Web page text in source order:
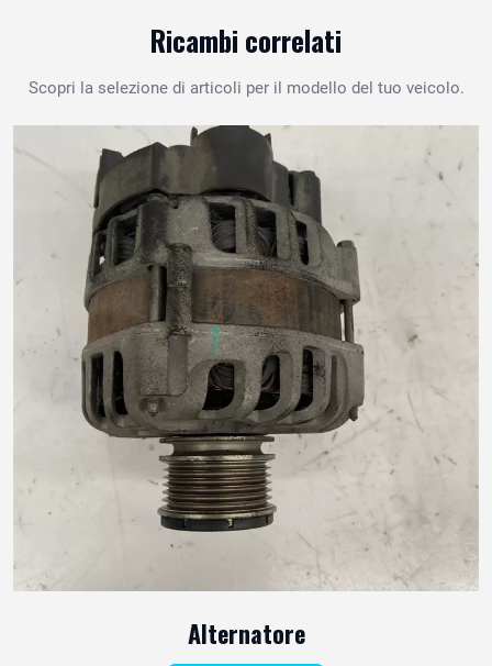
Ricambi correlati
Scopri la selezione di articoli per il modello del tuo veicolo.
Alternatore